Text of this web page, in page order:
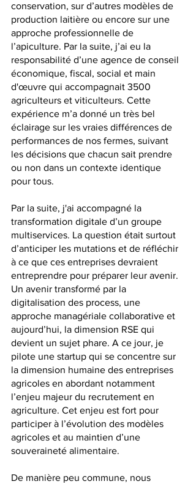
conservation, sur d’autres modèles de
production laitière ou encore sur une
approche professionnelle de
l’apiculture. Par la suite, j’ai eu la
responsabilité d’une agence de conseil
économique, fiscal, social et main
d'œuvre qui accompagnait 3500
agriculteurs et viticulteurs. Cette
expérience m’a donné un très bel
éclairage sur les vraies différences de
performances de nos fermes, suivant
les décisions que chacun sait prendre
ou non dans un contexte identique
pour tous.
Par la suite, j'ai accompagné la
transformation digitale d’un groupe
multiservices. La question était surtout
d’anticiper les mutations et de réfléchir
à ce que ces entreprises devraient
entreprendre pour préparer leur avenir.
Un avenir transformé par la
digitalisation des process, une
approche managériale collaborative et
aujourd’hui, la dimension RSE qui
devient un sujet phare. A ce jour, je
pilote une startup qui se concentre sur
la dimension humaine des entreprises
agricoles en abordant notamment
l’enjeu majeur du recrutement en
agriculture. Cet enjeu est fort pour
participer à l’évolution des modèles
agricoles et au maintien d’une
souveraineté alimentaire.
De manière peu commune, nous